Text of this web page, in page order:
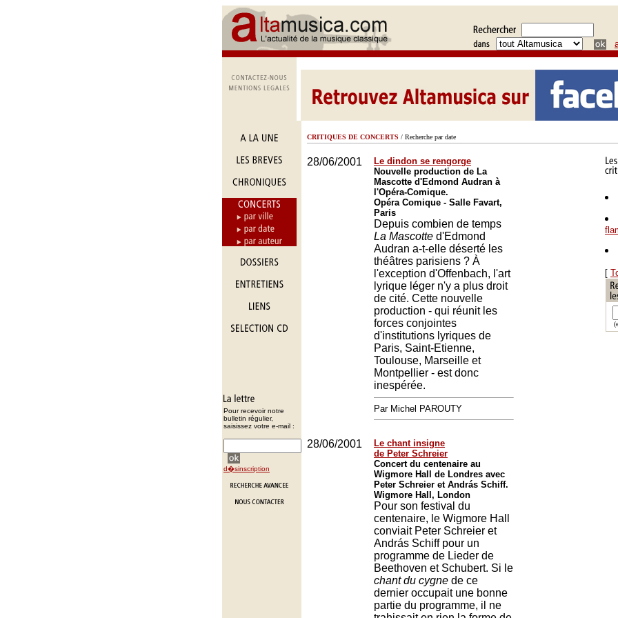
Pour recevoir notre
bulletin régulier,
saisissez votre e-mail :
d�sinscription
CRITIQUES DE CONCERTS / Recherche par date
28/06/2001
Le dindon se rengorge
Nouvelle production de La
Mascotte d'Edmond Audran à
l'Opéra-Comique.
Opéra Comique - Salle Favart,
Paris
Depuis combien de temps
La Mascotte d'Edmond
Audran a-t-elle déserté les
théâtres parisiens ? À
l'exception d'Offenbach, l'art
lyrique léger n'y a plus droit
de cité. Cette nouvelle
production - qui réunit les
forces conjointes
d'institutions lyriques de
Paris, Saint-Etienne,
Toulouse, Marseille et
Montpellier - est donc
inespérée.
Par Michel PAROUTY
28/06/2001
Le chant insigne
de Peter Schreier
Concert du centenaire au
Wigmore Hall de Londres avec
Peter Schreier et András Schiff.
Wigmore Hall, London
Pour son festival du
centenaire, le Wigmore Hall
conviait Peter Schreier et
András Schiff pour un
programme de Lieder de
Beethoven et Schubert. Si le
chant du cygne de ce
dernier occupait une bonne
partie du programme, il ne
[